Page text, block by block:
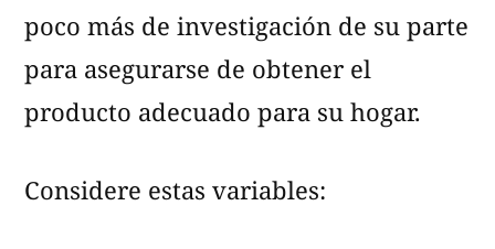
poco más de investigación de su parte
para asegurarse de obtener el
producto adecuado para su hogar.
Considere estas variables: